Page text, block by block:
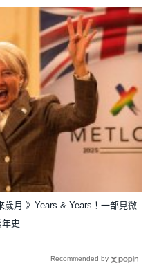
月 》Years & Years！一部見微
史
Recommended by